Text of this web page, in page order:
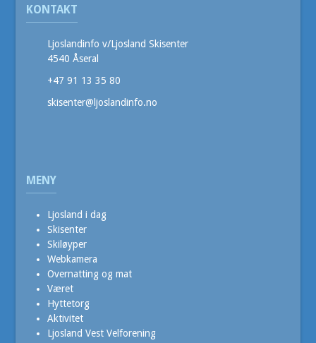
KONTAKT
Ljoslandinfo v/Ljosland Skisenter
4540 Åseral
+47 91 13 35 80
skisenter@ljoslandinfo.no
MENY
Ljosland i dag
Skisenter
Skiløyper
Webkamera
Overnatting og mat
Været
Hyttetorg
Aktivitet
Ljosland Vest Velforening